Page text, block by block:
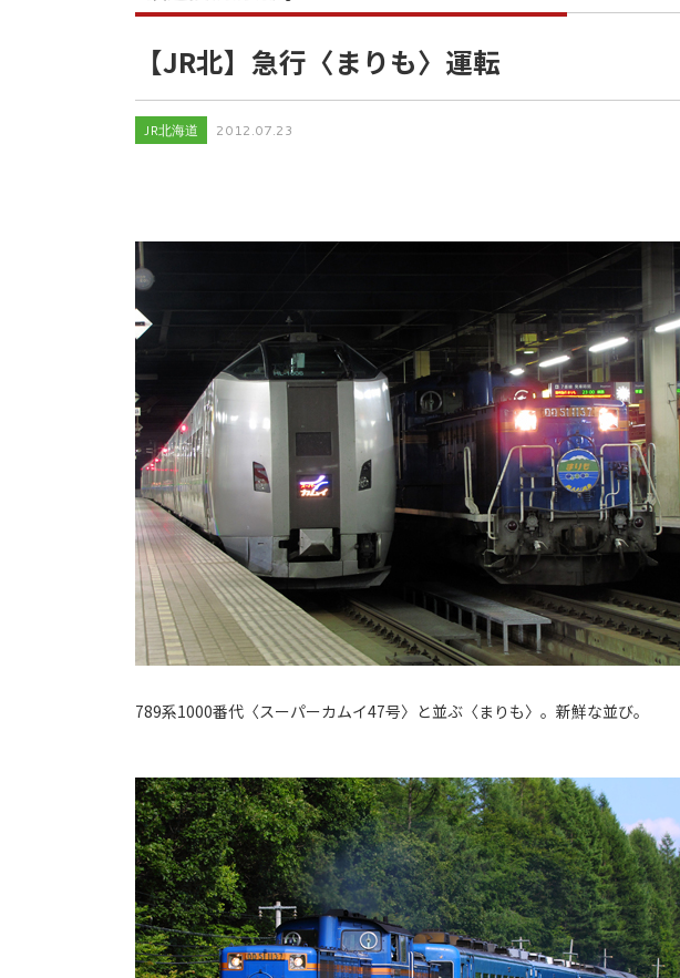
【JR北】急行〈まりも〉運転
JR北海道 2012.07.23
789系1000番代〈スーパーカムイ47号〉と並ぶ〈まりも〉。新鮮な並び。